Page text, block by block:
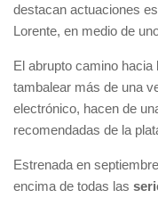
destacan actuaciones
Lorente, en medio de
El abrupto camino
tambalear más de una
electrónico, hacen de
recomendadas de la
Estrenada en
encima de todas las